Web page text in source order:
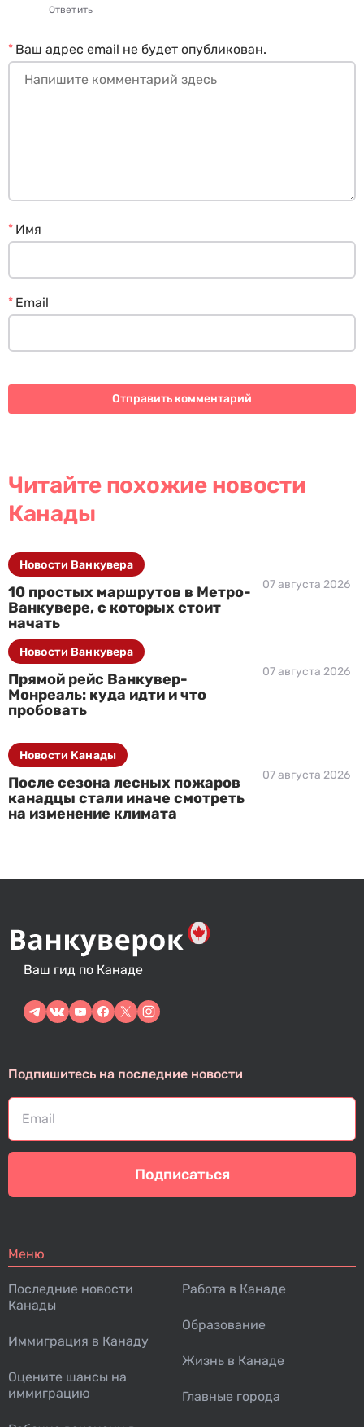
Ответить
Ваш адрес email не будет опубликован.
*
Имя
*
Email
*
Читайте похожие новости
Канады
10 простых маршрутов в Метро-
Ванкувере, с которых стоит
начать
07 августа 2026
Новости Ванкувера
Прямой рейс Ванкувер-
Монреаль: куда идти и что
пробовать
07 августа 2026
Новости Ванкувера
После сезона лесных пожаров
канадцы стали иначе смотреть
на изменение климата
07 августа 2026
Новости Канады
Ваш гид по Канаде
Подпишитесь на последние новости
Подписаться
Меню
Последние новости
Канады
Иммиграция в Канаду
Оцените шансы на
иммиграцию
Работа в Канаде
Образование
Жизнь в Канаде
Главные города